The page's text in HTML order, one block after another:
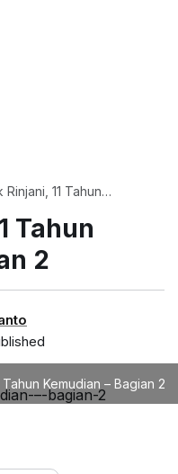
Rinjani, 11 Tahun
Tahun
2
Tahun Kemudian – Bagian 2